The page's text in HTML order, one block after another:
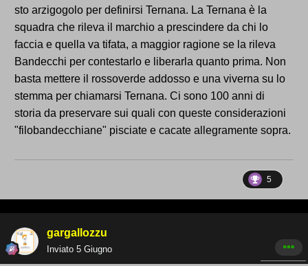
sto arzigogolo per definirsi Ternana. La Ternana è la
squadra che rileva il marchio a prescindere da chi lo
faccia e quella va tifata, a maggior ragione se la rileva
Bandecchi per contestarlo e liberarla quanto prima. Non
basta mettere il rossoverde addosso e una viverna su lo
stemma per chiamarsi Ternana. Ci sono 100 anni di
storia da preservare sui quali con queste considerazioni
"filobandecchiane" pisciate e cacate allegramente sopra.
5
gargallozzu
Inviato 5 Giugno